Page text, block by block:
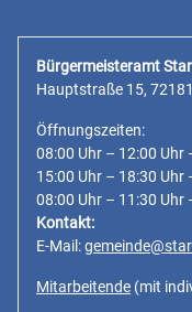
Bürgermeisteramt
Hauptstraße 15,
Öffnungszeiten:
08:00 Uhr – 12:00
15:00 Uhr – 18:30 Uhr
08:00 Uhr – 11:30 Uhr
Kontakt:
E-Mail:
Mitarbeitende (mit